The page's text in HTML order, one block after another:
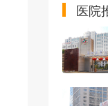
医院